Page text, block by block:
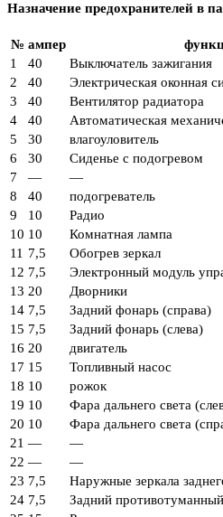
Назначение предохранителей в
№ ампер
1
40
Выключатель зажигания
2
40
Электрическая оконная
3
40
Вентилятор радиатора
4
40
Автоматическая
5
30
влагоуловитель
6
30
Сиденье с подогревом
7
—
—
8
40
подогреватель
9
10
Радио
10 10
Комнатная лампа
11 7,5
Обогрев зеркал
12 7,5
Электронный модуль
13 20
Дворники
14 7,5
Задний фонарь (справа)
15 7,5
Задний фонарь (слева)
16 20
двигатель
17 15
Топливный насос
18 10
рожок
19 10
Фара дальнего света
20 10
Фара дальнего света
21 —
—
22 —
—
23 7,5
Наружные зеркала
24 7,5
Задний